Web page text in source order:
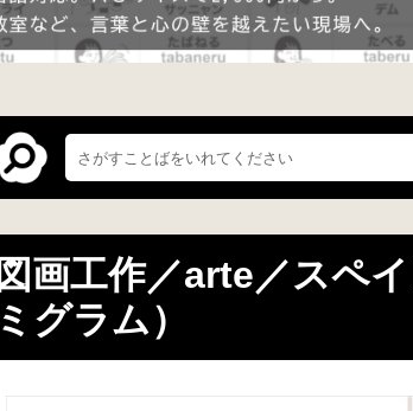
図画工作／arte／スペ
ミグラム）